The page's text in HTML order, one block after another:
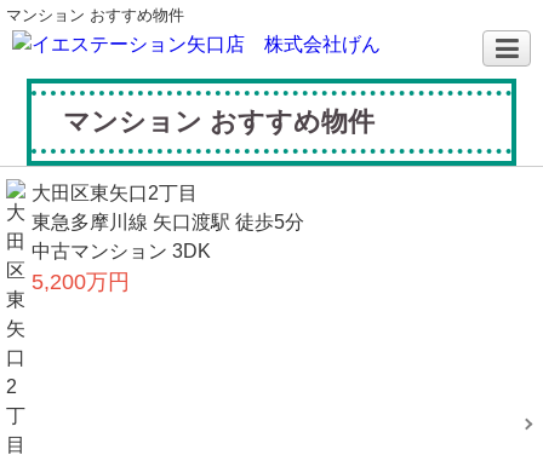
マンション おすすめ物件
マンション おすすめ物件
大田区東矢口2丁目
東急多摩川線 矢口渡駅 徒歩5分
中古マンション 3DK
5,200万円